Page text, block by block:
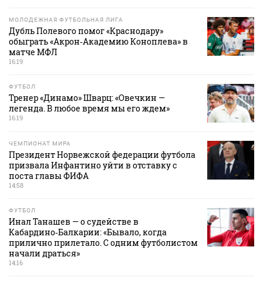
МОЛОДЕЖНАЯ ФУТБОЛЬНАЯ ЛИГА
Дубль Полевого помог «Краснодару»
обыграть «Акрон‑Академию Коноплева» в
матче МФЛ
16:19
ФУТБОЛ
Тренер «Динамо» Шварц: «Овечкин —
легенда. В любое время мы его ждем»
16:19
ЧЕМПИОНАТ МИРА
Президент Норвежской федерации футбола
призвала Инфантино уйти в отставку с
поста главы ФИФА
14:58
ФУТБОЛ
Инал Танашев — о судействе в
Кабардино‑Балкарии: «Бывало, когда
прилично прилетало. С одним футболистом
начали драться»
14:16